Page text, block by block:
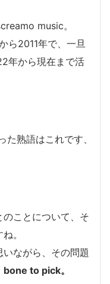
music。
ら2011年で、一旦
年から現在まで活
熟語はこれです、
ことについて、そ
。
ながら、その問題
bone to pick。